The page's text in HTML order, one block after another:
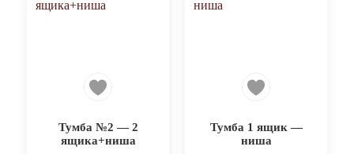
Тумба №2 — 2
ящика+ниша
Тумба 1 ящик —
ниша